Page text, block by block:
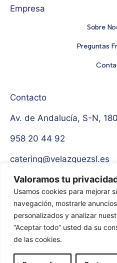
Valoramos tu
Usamos cookies para mejorar
navegación, mostrarle
personalizados y analizar
“Aceptar todo” usted da su
de las cookies.
Empresa
Sobre
Preguntas
Contacto
Av. de Andalucía, S-N,
958 20 44 92
catering@velazquezsl.es
Aviso Legal
Protección de datos
© 2024 Catering